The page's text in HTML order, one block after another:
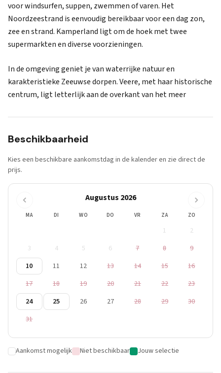
voor windsurfen, suppen, zwemmen of varen. Het
Noordzeestrand is eenvoudig bereikbaar voor een dag zon,
zee en strand. Kamperland ligt om de hoek met twee
supermarkten en diverse voorzieningen.
In de omgeving geniet je van waterrijke natuur en
karakteristieke Zeeuwse dorpen. Veere, met haar historische
centrum, ligt letterlijk aan de overkant van het meer
Beschikbaarheid
Kies een beschikbare aankomstdag in de kalender en zie direct de
prijs.
Augustus 2026
MA DI WO DO VR ZA ZO
1
2
3
4 5 6 7 8
9
10
11 12 13 14 15
16
17
18 19 20 21 22
23
24
25 26 27 28 29
30
31
Aankomst mogelijk Niet beschikbaar Jouw selectie